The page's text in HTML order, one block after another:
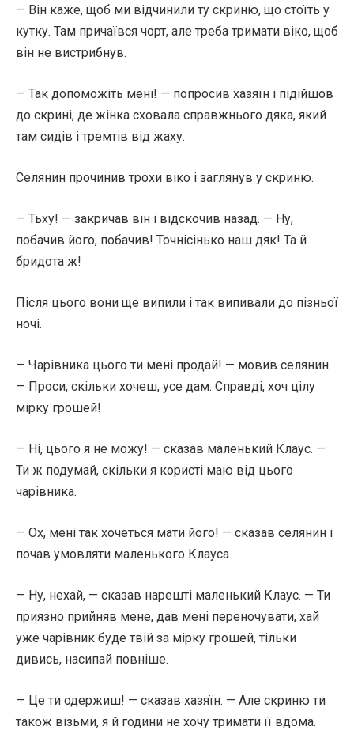
— Він каже, щоб ми відчинили ту скриню, що стоїть у
кутку. Там причаївся чорт, але треба тримати віко, щоб
він не вистрибнув.
— Так допоможіть мені! — попросив хазяїн і підійшов
до скрині, де жінка сховала справжнього дяка, який
там сидів і тремтів від жаху.
Селянин прочинив трохи віко і заглянув у скриню.
— Тьху! — закричав він і відскочив назад. — Ну,
побачив його, побачив! Точнісінько наш дяк! Та й
бридота ж!
Після цього вони ще випили і так випивали до пізньої
ночі.
— Чарівника цього ти мені продай! — мовив селянин.
— Проси, скільки хочеш, усе дам. Справді, хоч цілу
мірку грошей!
— Ні, цього я не можу! — сказав маленький Клаус. —
Ти ж подумай, скільки я користі маю від цього
чарівника.
— Ох, мені так хочеться мати його! — сказав селянин і
почав умовляти маленького Клауса.
— Ну, нехай, — сказав нарешті маленький Клаус. — Ти
приязно прийняв мене, дав мені переночувати, хай
уже чарівник буде твій за мірку грошей, тільки
дивись, насипай повніше.
— Це ти одержиш! — сказав хазяїн. — Але скриню ти
також візьми, я й години не хочу тримати її вдома.